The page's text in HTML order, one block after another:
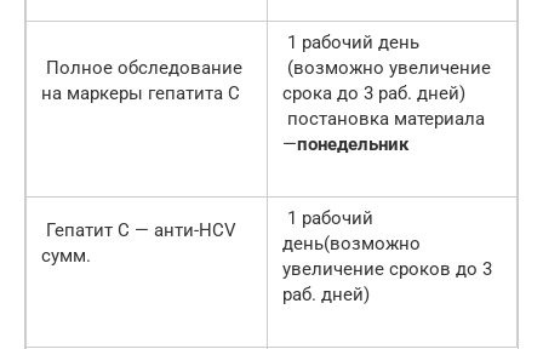
Полное обследование
на маркеры гепатита C
1 рабочий день
(возможно увеличение
срока до 3 раб. дней)
постановка материала
—понедельник
Гепатит C — анти-НСV
сумм.
1 рабочий
день(возможно
увеличение сроков до 3
раб. дней)